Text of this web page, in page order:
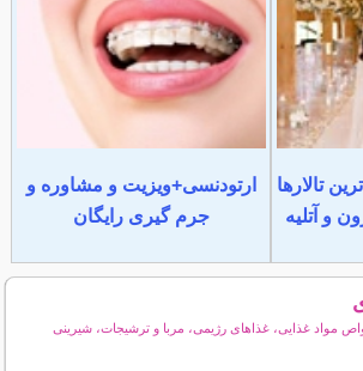
تالارها
و آتلیه
ارتودنسی+ویزیت و مشاوره و
جرم گیری رایگان
مواد غذایی، غذاهای رژیمی، مربا و ترشیجات، شیرینی